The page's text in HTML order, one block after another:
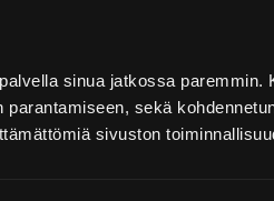
sinua jatkossa paremmin.
sekä
sivuston